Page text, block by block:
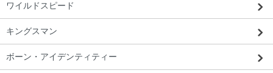
ワイルドスピード
キングスマン
ボーン・アイデンティティー